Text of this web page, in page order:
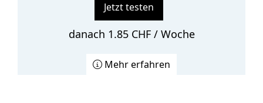
Jetzt testen
danach 1.85 CHF / Woche
Mehr erfahren